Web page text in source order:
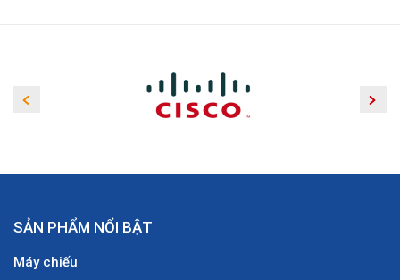
SẢN PHẨM NỔI BẬT
Máy chiếu